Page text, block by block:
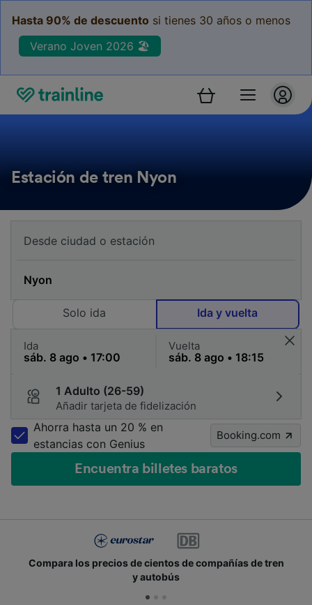
Hasta 90% de descuento si tienes 30 años o menos
Verano Joven 2026 🏖️
Estación de tren Nyon
Solo ida Ida y vuelta
Ida Vuelta
1 Adulto (26-59)
Añadir tarjeta de fidelización
Ahorra hasta un 20 % en
estancias con Genius
Booking.com
Encuentra billetes baratos
Compara los precios de cientos de compañías de tren
y autobús